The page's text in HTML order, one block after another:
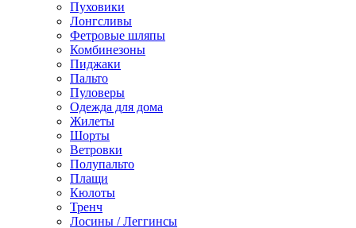
Пуховики
Лонгсливы
Фетровые шляпы
Комбинезоны
Пиджаки
Пальто
Пуловеры
Одежда для дома
Жилеты
Шорты
Ветровки
Полупальто
Плащи
Кюлоты
Тренч
Лосины / Леггинсы